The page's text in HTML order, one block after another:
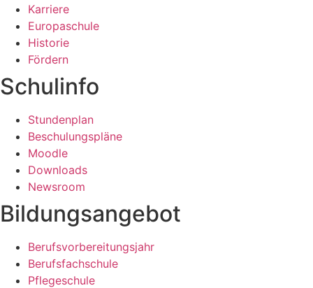
Karriere
Europaschule
Historie
Fördern
Schulinfo
Stundenplan
Beschulungspläne
Moodle
Downloads
Newsroom
Bildungsangebot
Berufsvorbereitungsjahr
Berufsfachschule
Pflegeschule